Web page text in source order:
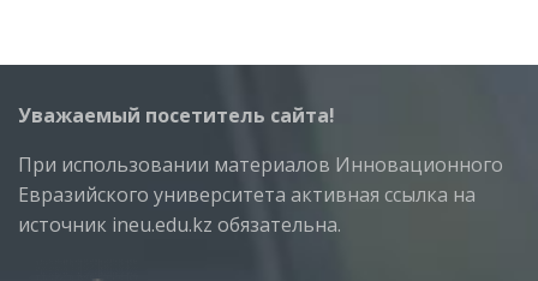
Уважаемый посетитель сайта!
При использовании материалов Инновационного
Евразийского университета активная ссылка на
источник ineu.edu.kz обязательна.